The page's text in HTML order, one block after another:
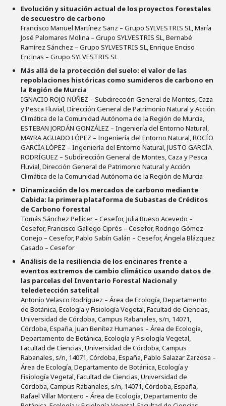
Evolución y situación actual de los proyectos forestales
de secuestro de carbono
Francisco Manuel Martínez Sanz – Grupo SYLVESTRIS SL, María
José Palomares Molina – Grupo SYLVESTRIS SL, Bernabé
Ramírez Sánchez – Grupo SYLVESTRIS SL, Enrique Enciso
Encinas – Grupo SYLVESTRIS SL
Más allá de la protección del suelo: el valor de las
repoblaciones históricas como sumideros de carbono en
la Región de Murcia
IGNACIO ROJO NÚÑEZ – Subdirección General de Montes, Caza
y Pesca Fluvial, Dirección General de Patrimonio Natural y Acción
Climática de la Comunidad Autónoma de la Región de Murcia,
ESTEBAN JORDÁN GONZÁLEZ – Ingeniería del Entorno Natural,
MAYRA AGUADO LÓPEZ – Ingeniería del Entorno Natural, ROCÍO
GARCÍA LÓPEZ – Ingeniería del Entorno Natural, JUSTO GARCÍA
RODRÍGUEZ – Subdirección General de Montes, Caza y Pesca
Fluvial, Dirección General de Patrimonio Natural y Acción
Climática de la Comunidad Autónoma de la Región de Murcia
Dinamización de los mercados de carbono mediante
Cabida: la primera plataforma de Subastas de Créditos
de Carbono forestal
Tomás Sánchez Pellicer – Cesefor, Julia Bueso Acevedo –
Cesefor, Francisco Gallego Ciprés – Cesefor, Rodrigo Gómez
Conejo – Cesefor, Pablo Sabín Galán – Cesefor, Ángela Blázquez
Casado – Cesefor
Análisis de la resiliencia de los encinares frente a
eventos extremos de cambio climático usando datos de
las parcelas del Inventario Forestal Nacional y
teledetección satelital
Antonio Velasco Rodríguez – Área de Ecología, Departamento
de Botánica, Ecología y Fisiología Vegetal, Facultad de Ciencias,
Universidad de Córdoba, Campus Rabanales, s/n, 14071,
Córdoba, España, Juan Benítez Humanes – Área de Ecología,
Departamento de Botánica, Ecología y Fisiología Vegetal,
Facultad de Ciencias, Universidad de Córdoba, Campus
Rabanales, s/n, 14071, Córdoba, España, Pablo Salazar Zarzosa –
Área de Ecología, Departamento de Botánica, Ecología y
Fisiología Vegetal, Facultad de Ciencias, Universidad de
Córdoba, Campus Rabanales, s/n, 14071, Córdoba, España,
Rafael Villar Montero – Área de Ecología, Departamento de